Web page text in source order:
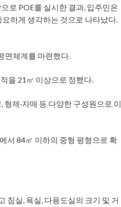
로 POE를 실시한 결과, 입주민은
요하게 생각하는 것으로 나타났다.
면체계를 마련했다.
을 21㎡ 이상으로 정했다.
제·자매 등 다양한 구성원으로 이
서 84㎡ 이하의 중형 평형으로 확
침실, 욕실, 다용도실의 크기 및 거